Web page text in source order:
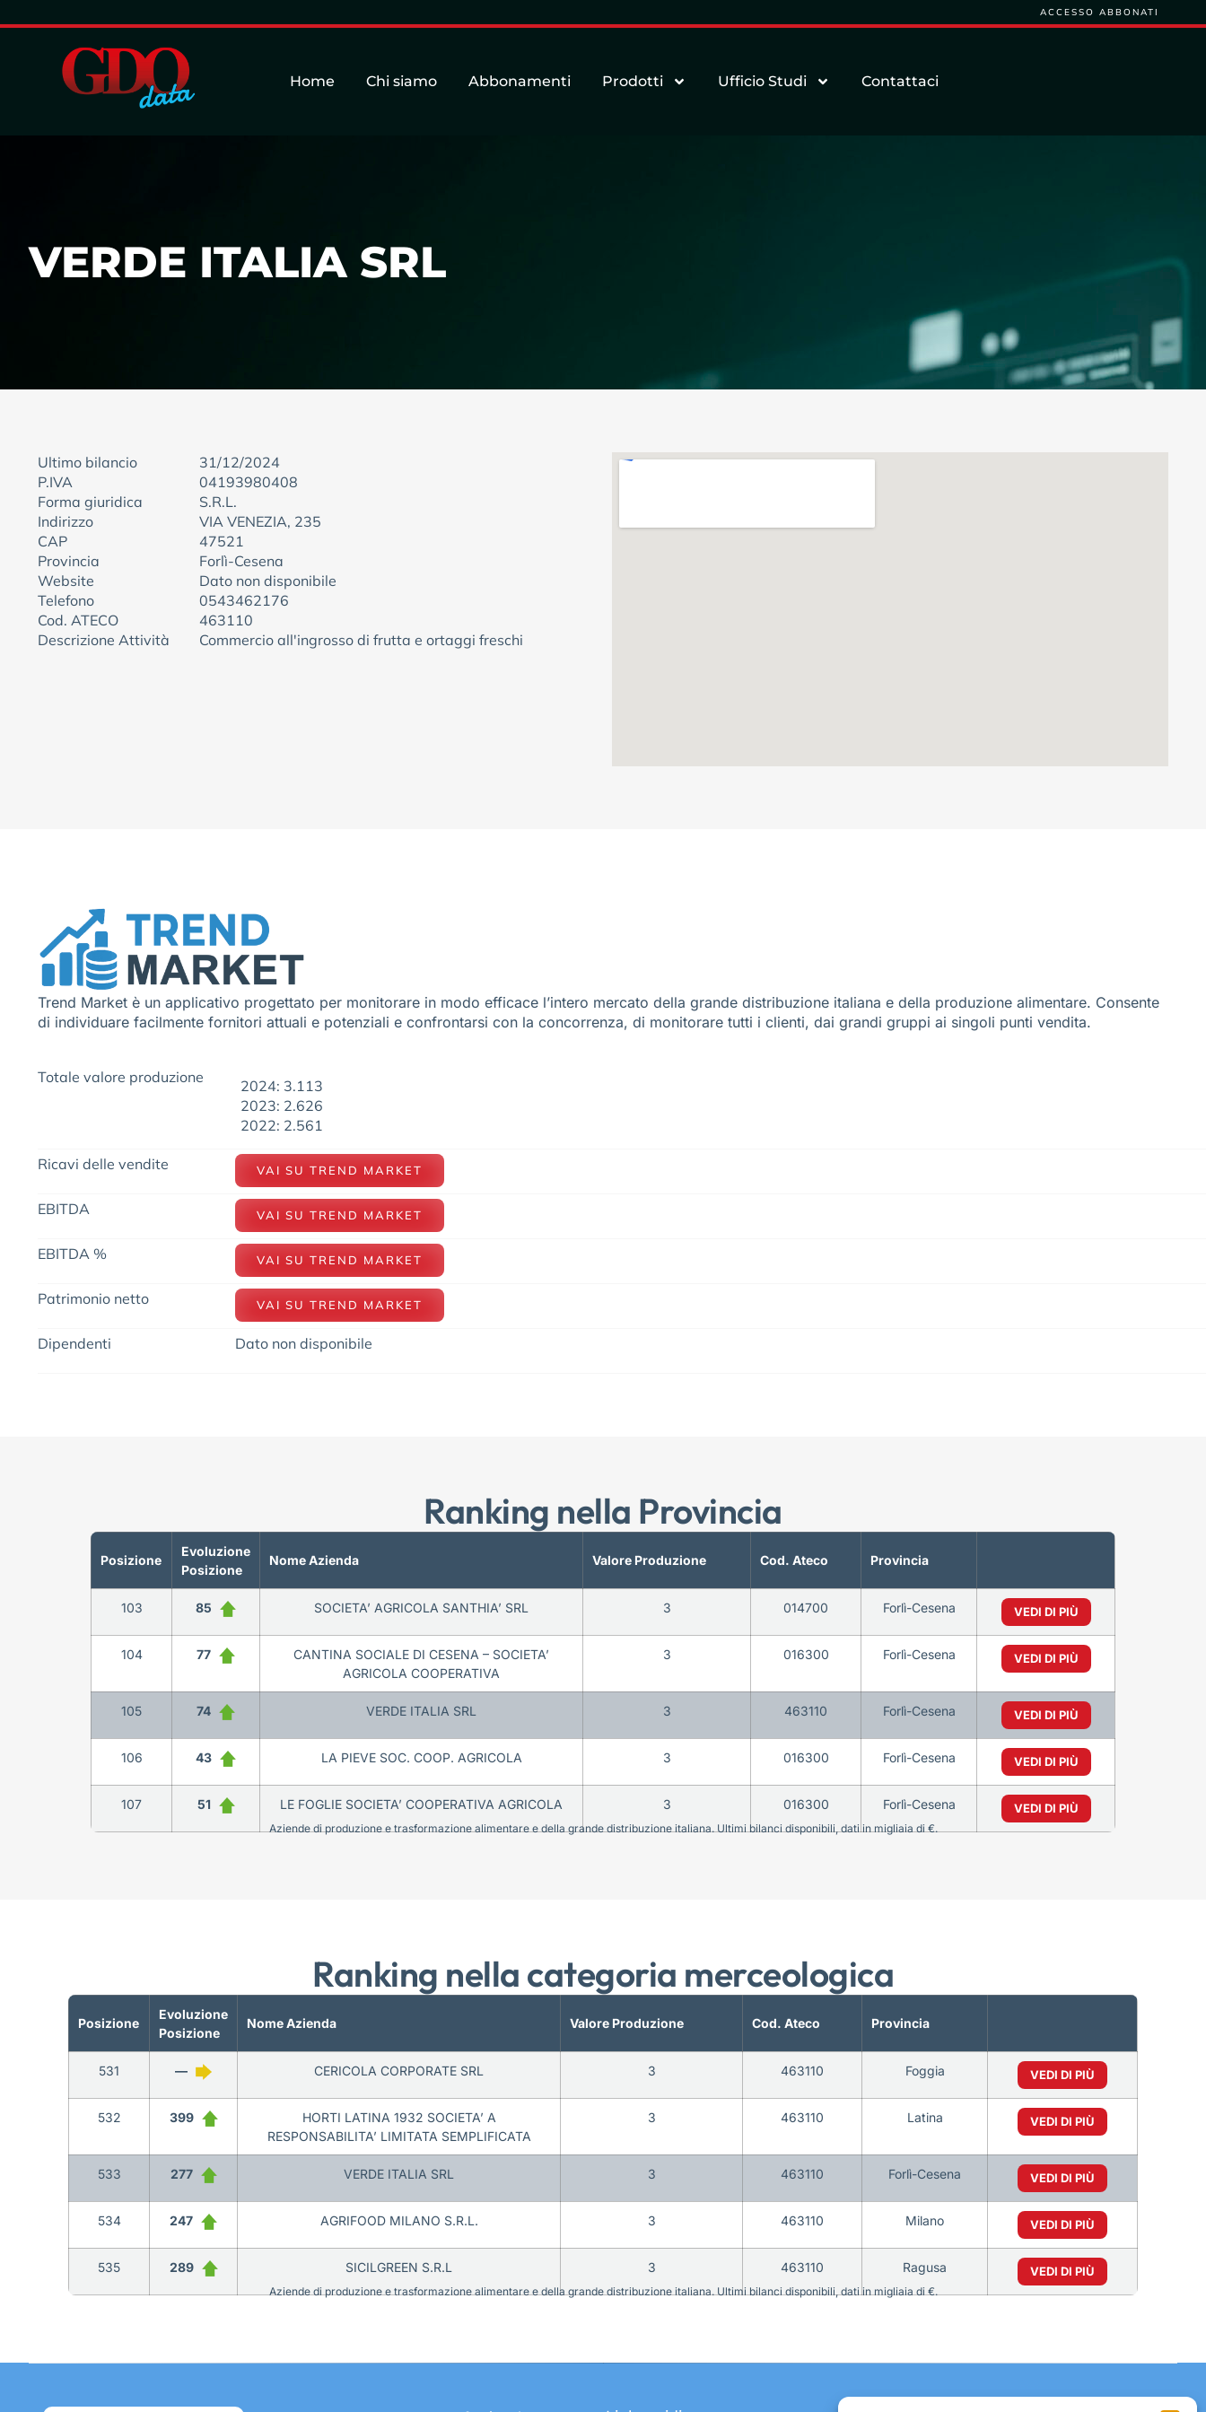
ACCESSO ABBONATI
Home Chi siamo Abbonamenti Prodotti Ufficio Studi Contattaci
VERDE ITALIA SRL
Ultimo bilancio
31/12/2024
P.IVA
04193980408
Forma giuridica
S.R.L.
Indirizzo
VIA VENEZIA, 235
CAP
47521
Provincia
Forlì-Cesena
Website
Dato non disponibile
Telefono
0543462176
Cod. ATECO
463110
Descrizione Attività
Commercio all'ingrosso di frutta e ortaggi freschi
Trend Market è un applicativo progettato per monitorare in modo efficace l’intero mercato della grande distribuzione italiana e della produzione alimentare. Consente
di individuare facilmente fornitori attuali e potenziali e confrontarsi con la concorrenza, di monitorare tutti i clienti, dai grandi gruppi ai singoli punti vendita.
Totale valore produzione
2024: 3.113
2023: 2.626
2022: 2.561
Ricavi delle vendite VAI SU TREND MARKET
EBITDA VAI SU TREND MARKET
EBITDA % VAI SU TREND MARKET
Patrimonio netto VAI SU TREND MARKET
Dipendenti Dato non disponibile
Ranking nella Provincia
Posizione
Evoluzione
Posizione
Nome Azienda Valore Produzione Cod. Ateco Provincia
103 85 SOCIETA’ AGRICOLA SANTHIA’ SRL 3 014700 Forlì-Cesena VEDI DI PIÙ
104 77
CANTINA SOCIALE DI CESENA – SOCIETA’
AGRICOLA COOPERATIVA
3 016300 Forlì-Cesena VEDI DI PIÙ
105 74 VERDE ITALIA SRL 3 463110 Forlì-Cesena VEDI DI PIÙ
106 43 LA PIEVE SOC. COOP. AGRICOLA 3 016300 Forlì-Cesena VEDI DI PIÙ
107 51 LE FOGLIE SOCIETA’ COOPERATIVA AGRICOLA 3 016300 Forlì-Cesena VEDI DI PIÙ
Aziende di produzione e trasformazione alimentare e della grande distribuzione italiana. Ultimi bilanci disponibili, dati in migliaia di €.
Ranking nella categoria merceologica
Posizione
Evoluzione
Posizione
Nome Azienda Valore Produzione Cod. Ateco Provincia
531 — CERICOLA CORPORATE SRL 3 463110 Foggia VEDI DI PIÙ
532 399
HORTI LATINA 1932 SOCIETA’ A
RESPONSABILITA’ LIMITATA SEMPLIFICATA
3 463110 Latina VEDI DI PIÙ
533 277 VERDE ITALIA SRL 3 463110 Forlì-Cesena VEDI DI PIÙ
534 247 AGRIFOOD MILANO S.R.L. 3 463110 Milano VEDI DI PIÙ
535 289 SICILGREEN S.R.L 3 463110 Ragusa VEDI DI PIÙ
Aziende di produzione e trasformazione alimentare e della grande distribuzione italiana. Ultimi bilanci disponibili, dati in migliaia di €.